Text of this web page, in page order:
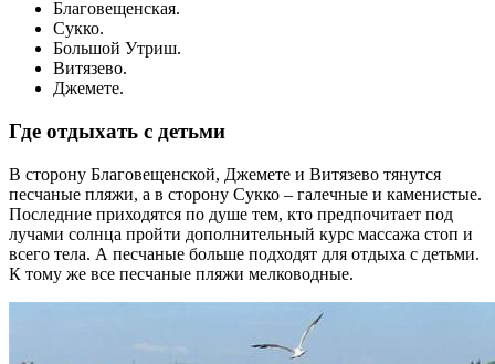
Благовещенская.
Сукко.
Большой Утриш.
Витязево.
Джемете.
Где отдыхать с детьми
В сторону Благовещенской, Джемете и Витязево тянутся
песчаные пляжи, а в сторону Сукко – галечные и каменистые.
Последние приходятся по душе тем, кто предпочитает под
лучами солнца пройти дополнительный курс массажа стоп и
всего тела. А песчаные больше подходят для отдыха с детьми.
К тому же все песчаные пляжи мелководные.